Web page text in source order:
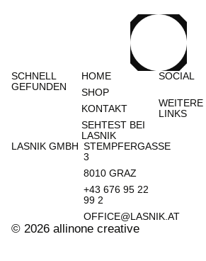
SCHNELL
GEFUNDEN
HOME
SHOP
KONTAKT
SEHTEST BEI
LASNIK
LASNIK GMBH STEMPFERGASSE
3
8010 GRAZ​
+43 676 95 22
99 2
OFFICE@LASNIK.AT
SOCIAL
WEITERE
LINKS
© 2026 allinone creative